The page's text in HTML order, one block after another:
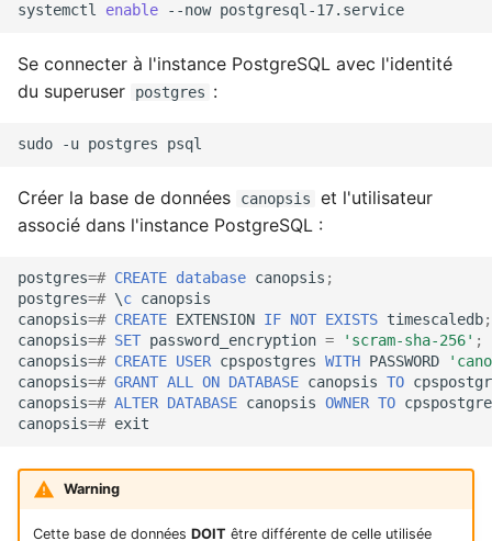
systemctl enable --now
Se connecter à l'instance PostgreSQL avec l'identité
du superuser
postgres :
sudo -u postgres
Créer la base de données canopsis
et l'utilisateur
associé dans l'instance PostgreSQL :
postgres=# CREATE database canopsis ;
postgres=# \c canopsis
canopsis=# CREATE EXTENSION IF NOT EXISTS timescaledb;
canopsis=# SET password_encryption = 'scram-sha-256' ;
canopsis=# CREATE USER cpspostgres WITH PASSWORD
canopsis=# GRANT ALL ON DATABASE canopsis TO
canopsis=# ALTER DATABASE canopsis OWNER TO
canopsis=# exit
Warning
Cette base de données DOIT être différente de celle utilisée